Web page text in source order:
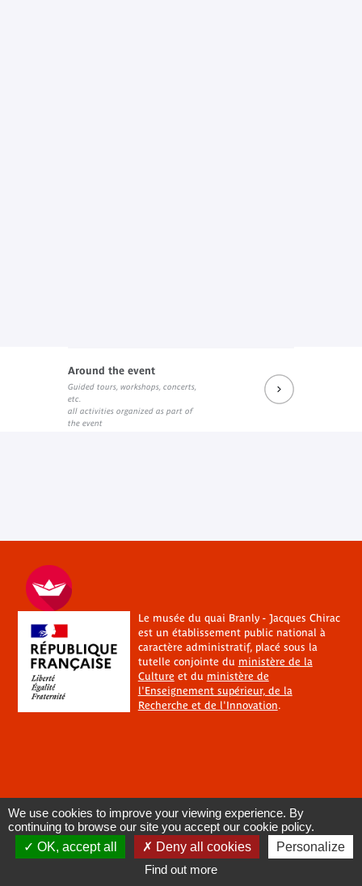
Around the event
Guided tours, workshops, concerts,
etc.
all activities organized as part of
the event
Le musée du quai Branly - Jacques Chirac
est un établissement public national à
caractère administratif, placé sous la
tutelle conjointe du ministère de la
Cultureet du ministère de
l'Enseignement supérieur, de la
Recherche et de l'Innovation.
We use cookies to improve your viewing experience. By
continuing to browse our site you accept our cookie policy.
OK, accept all
Deny all cookies
Personalize
Find out more